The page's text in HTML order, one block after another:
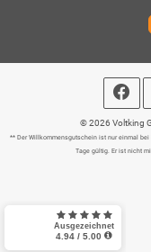
© 2026 Voltking
** Der Willkommensgutschein ist nur einmal bei
Tage gültig. Er ist nicht